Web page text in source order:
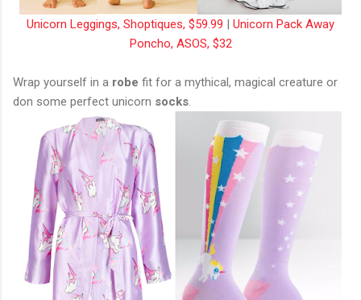
Unicorn Leggings, Shoptiques, $59.99 | Unicorn Pack Away
Poncho, ASOS, $32
Wrap yourself in a robe fit for a mythical, magical creature or
don some perfect unicorn socks